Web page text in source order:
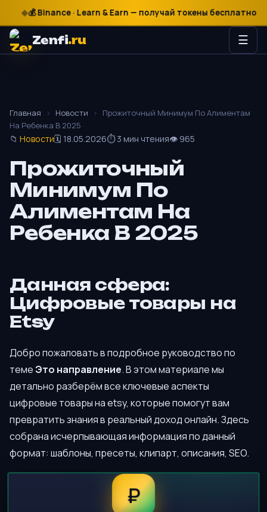
₽
$
€
💰 Binance · Learn & Earn — получай токены бесплатно
Zenfi.ru ☰
Главная › Новости ›
Прожиточный Минимум По Алиментам
На Ребенка В 2025
📁 Новости🗓 18.05.2026⏱ 3 мин чтения👁 965
Прожиточный
Минимум По
Алиментам На
Ребенка В 2025
Данная сфера:
Цифровые товары на
Etsy
Добро пожаловать в подробное руководство по
темеЭто направление. В этом материале мы
детально разберём все ключевые аспекты
цифровые товары на etsy, которые помогут вам
превратить знания в реальный доход онлайн. Здесь
собрана исчерпывающая информация по данный
формат: шаблоны, пресеты, клипарт, описания, SEO.
₽